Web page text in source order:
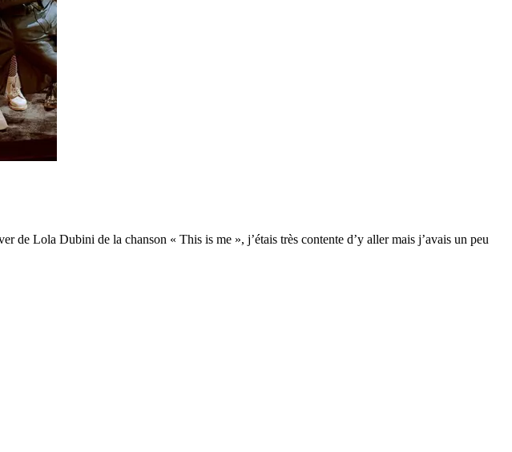
Lola Dubini de la chanson « This is me », j’étais très contente d’y aller mais j’avais un peu